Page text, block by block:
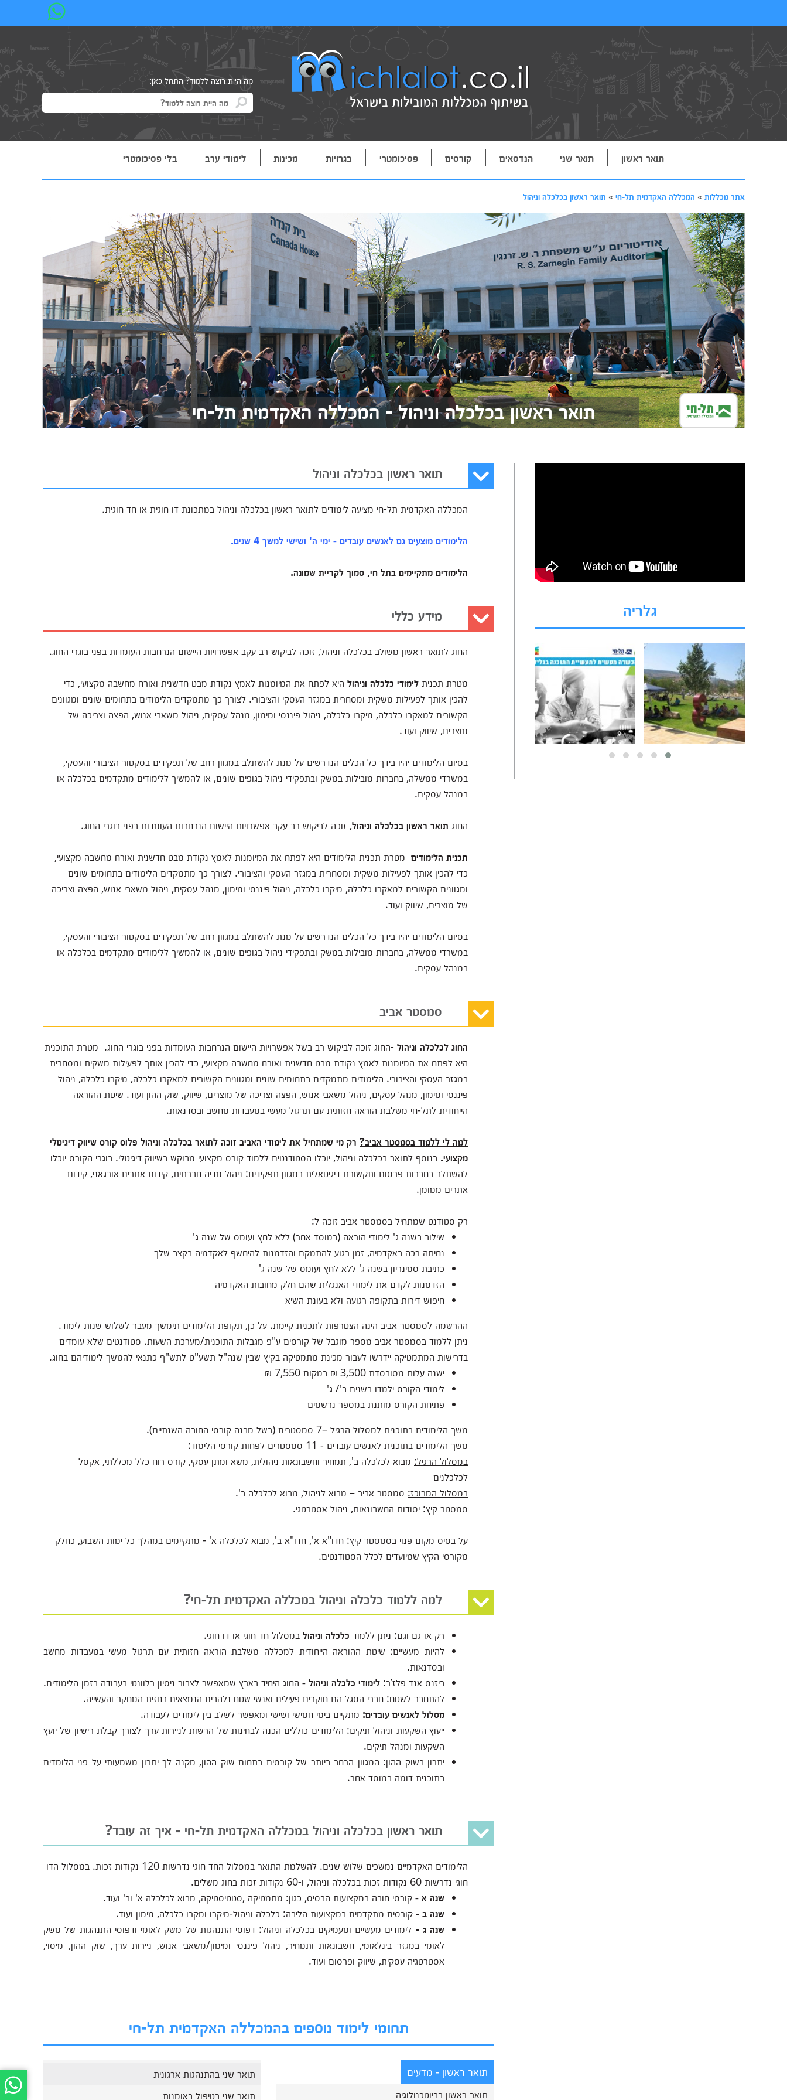
מה היית רוצה ללמוד? התחל כאן:
תואר ראשון תואר שני הנדסאים קורסים פסיכומטרי בגרויות מכינות לימודי ערב בלי פסיכומטרי
אתר מכללות » המכללה האקדמית תל-חי » תואר ראשון בכלכלה וניהול
תואר ראשון בכלכלה וניהול - המכללה האקדמית תל-חי
גלריה
תואר ראשון בכלכלה וניהול
המכללה האקדמית תל-חי מציעה לימודים לתואר ראשון בכלכלה וניהול במתכונת דו חוגית או חד חוגית.
הלימודים מוצעים גם לאנשים עובדים - ימי ה' ושישי למשך 4 שנים.
הלימודים מתקיימים בתל חי, סמוך לקריית שמונה.
מידע כללי
החוג לתואר ראשון משולב בכלכלה וניהול, זוכה לביקוש רב עקב אפשרויות היישום הנרחבות העומדות בפני בוגרי החוג.
מטרת תכנית לימודי כלכלה וניהול היא לפתח את המיומנות לאמץ נקודת מבט חדשנית ואורח מחשבה מקצועי, כדי
להכין אותך לפעילות משקית ומסחרית במגזר העסקי והציבורי. לצורך כך מתמקדים הלימודים בתחומים שונים ומגוונים
הקשורים למאקרו כלכלה, מיקרו כלכלה, ניהול פיננסי ומימון, מנהל עסקים, ניהול משאבי אנוש, הפצה וצריכה של
מוצרים, שיווק ועוד.
בסיום הלימודים יהיו בידך כל הכלים הנדרשים על מנת להשתלב במגוון רחב של תפקידים בסקטור הציבורי והעסקי,
במשרדי ממשלה, בחברות מובילות במשק ובתפקידי ניהול בגופים שונים, או להמשיך ללימודים מתקדמים בכלכלה או
במנהל עסקים.
החוג תואר ראשון בכלכלה וניהול, זוכה לביקוש רב עקב אפשרויות היישום הנרחבות העומדות בפני בוגרי החוג.
תכנית הלימודים מטרת תכנית הלימודים היא לפתח את המיומנות לאמץ נקודת מבט חדשנית ואורח מחשבה מקצועי,
כדי להכין אותך לפעילות משקית ומסחרית במגזר העסקי והציבורי. לצורך כך מתמקדים הלימודים בתחומים שונים
ומגוונים הקשורים למאקרו כלכלה, מיקרו כלכלה, ניהול פיננסי ומימון, מנהל עסקים, ניהול משאבי אנוש, הפצה וצריכה
של מוצרים, שיווק ועוד.
בסיום הלימודים יהיו בידך כל הכלים הנדרשים על מנת להשתלב במגוון רחב של תפקידים בסקטור הציבורי והעסקי,
במשרדי ממשלה, בחברות מובילות במשק ובתפקידי ניהול בגופים שונים, או להמשיך ללימודים מתקדמים בכלכלה או
במנהל עסקים.
סמסטר אביב
החוג לכלכלה וניהול -החוג זוכה לביקוש רב בשל אפשרויות היישום הנרחבות העומדות בפני בוגרי החוג. מטרת התוכנית
היא לפתח את המיומנות לאמץ נקודת מבט חדשנית ואורח מחשבה מקצועי, כדי להכין אותך לפעילות משקית ומסחרית
במגזר העסקי והציבורי. הלימודים מתמקדים בתחומים שונים ומגוונים הקשורים למאקרו כלכלה, מיקרו כלכלה, ניהול
פיננסי ומימון, מנהל עסקים, ניהול משאבי אנוש, הפצה וצריכה של מוצרים, שיווק, שוק ההון ועוד. שיטת ההוראה
הייחודית לתל-חי משלבת הוראה חזותית עם תרגול מעשי במעבדות מחשב ובסדנאות.
למה לי ללמוד בסמסטר אביב? רק מי שמתחיל את לימודי האביב זוכה לתואר בכלכלה וניהול פלוס קורס שיווק דיגיטלי
מקצועי. בנוסף לתואר בכלכלה וניהול, יוכלו הסטודנטים ללמוד קורס מקצועי מבוקש בשיווק דיגיטלי. בוגרי הקורס יוכלו
להשתלב בחברות פרסום ותקשורת דיגיטאלית במגוון תפקידים: ניהול מדיה חברתית, קידום אתרים אורגאני, קידום
אתרים ממומן.
רק סטודנט שמתחיל בסמסטר אביב זוכה ל:
שילוב בשנה ג' לימודי הוראה (במוסד אחר) ללא לחץ ועומס של שנה ג'
נחיתה רכה באקדמיה, זמן רגוע להתמקם והזדמנות להיחשף לאקדמיה בקצב שלך
כתיבת סמינריון בשנה ג' ללא לחץ ועומס של שנה ג'
הזדמנות לקדם את לימודי האנגלית שהם חלק מחובות האקדמיה
חיפוש דירות בתקופה רגועה ולא בעונת השיא
ההרשמה לסמסטר אביב הינה הצטרפות לתכנית קיימת. על כן, תקופת הלימודים תימשך מעבר לשלוש שנות לימוד.
ניתן ללמוד בסמסטר אביב מספר מוגבל של קורסים ע"פ מגבלות התוכנית/מערכת השעות. סטודנטים שלא עומדים
בדרישות המתמטיקה יידרשו לעבור מכינת מתמטיקה בקיץ שבין שנה"ל תשע"ט לתש"ף כתנאי להמשך לימודיהם בחוג.
ישנה עלות מסובסדת 3,500 ₪ במקום 7,550 ₪
לימודי הקורס ילמדו בשנים ב'/ ג'
פתיחת הקורס מותנת במספר נרשמים
משך הלימודים בתוכנית למסלול הרגיל –7 סמסטרים (בשל מבנה קורסי החובה השנתיים).
משך הלימודים בתוכנית לאנשים עובדים - 11 סמסטרים לפחות קורסי הלימוד:
במסלול הרגיל: מבוא לכלכלה ב', תמחיר וחשבונאות ניהולית, משא ומתן עסקי, קורס רוח כלל מכללתי, אקסל
לכלכלנים
במסלול המרוכז: סמסטר אביב – מבוא לניהול, מבוא לכלכלה ב'.
סמסטר קיץ: יסודות החשבונאות, ניהול אסטרטגי.
על בסיס מקום פנוי בסמסטר קיץ: חדו"א א', חדו"א ב', מבוא לכלכלה א' - מתקיימים במהלך כל ימות השבוע, כחלק
מקורסי הקיץ שמיועדים לכלל הסטודנטים.
למה ללמוד כלכלה וניהול במכללה האקדמית תל-חי?
רק או גם וגם: ניתן ללמוד כלכלה וניהול במסלול חד חוגי או דו חוגי.
להיות מעשיים: שיטת ההוראה הייחודית למכללה משלבת הוראה חזותית עם תרגול מעשי במעבדות מחשב
ובסדנאות.
ביזנס אנד פלז’ר: לימודי כלכלה וניהול - החוג היחיד בארץ שמאפשר לצבור ניסיון רלוונטי בעבודה בזמן הלימודים.
להתחבר לשטח: חברי הסגל הם חוקרים פעילים ואנשי שטח נלהבים הנמצאים בחזית המחקר והעשייה.
מסלול לאנשים עובדים: מתקיים בימי חמישי ושישי ומאפשר לשלב בין לימודים לעבודה.
ייעוץ השקעות וניהול תיקים: הלימודים כוללים הכנה לבחינות של הרשות לניירות ערך לצורך קבלת רישיון של יועץ
השקעות ומנהל תיקים.
יתרון בשוק ההון: המגוון הרחב ביותר של קורסים בתחום שוק ההון, מקנה לך יתרון משמעותי על פני הלומדים
בתוכנית דומה במוסד אחר.
תואר ראשון בכלכלה וניהול במכללה האקדמית תל-חי - איך זה עובד?
הלימודים האקדמיים נמשכים שלוש שנים. להשלמת התואר במסלול החד חוגי נדרשות 120 נקודות זכות. במסלול הדו
חוגי נדרשות 60 נקודות זכות בכלכלה וניהול, ו-60 נקודות זכות בחוג משלים.
שנה א - קורסי חובה במקצועות הבסיס, כגון: מתמטיקה ,סטטיסטיקה, מבוא לכלכלה א' וב' ועוד.
שנה ב - קורסים מתקדמים במקצועות הליבה: כלכלה וניהול-מיקרו ומקרו כלכלה, מימון ועוד.
שנה ג - לימודים מעשיים ומעמיקים בכלכלה וניהול: דפוסי התנהגות של משק לאומי ודפוסי התנהגות של משק
לאומי במגזר בינלאומי, חשבונאות ותמחיר, ניהול פיננסי ומימון/משאבי אנוש, ניירות ערך, שוק ההון, מיסוי,
אסטרטגיה עסקית, שיווק ופרסום ועוד.
תחומי לימוד נוספים בהמכללה האקדמית תל-חי
תואר ראשון - מדעים
תואר ראשון בביוטכנולוגיה
תואר שני בהתנהגות ארגונית
תואר שני בטיפול באומנות